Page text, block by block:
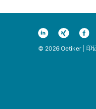
© 2026 Oetiker | 印